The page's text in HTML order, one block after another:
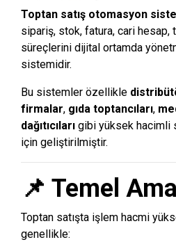
Toptan satış otomasyon
sipariş, stok, fatura, cari hesap,
süreçlerini dijital ortamda
sistemidir.
Bu sistemler özellikle
firmalar, gıda toptancıları,
dağıtıcıları gibi yüksek hacimli
için geliştirilmiştir.
📌 Temel
Toptan satışta işlem hacmi
genellikle: